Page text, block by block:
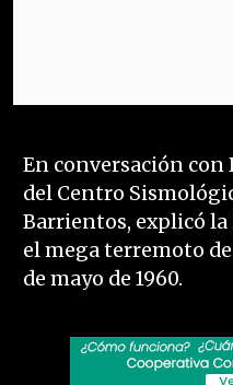
En conversación
del Centro
Barrientos, explicó
el mega terremoto
de mayo de 1960.